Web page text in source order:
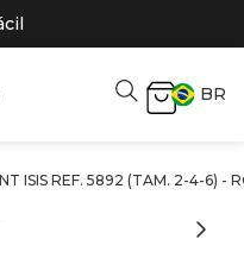
BR
ISIS REF. 5892 (TAM. 2-4-6) -